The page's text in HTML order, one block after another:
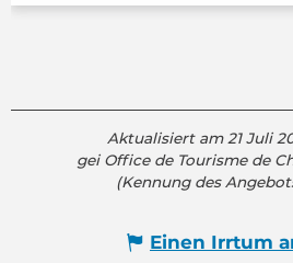
Aktualisiert am 21 Juli
gei Office de Tourisme de
(Kennung des
Einen Irrtum